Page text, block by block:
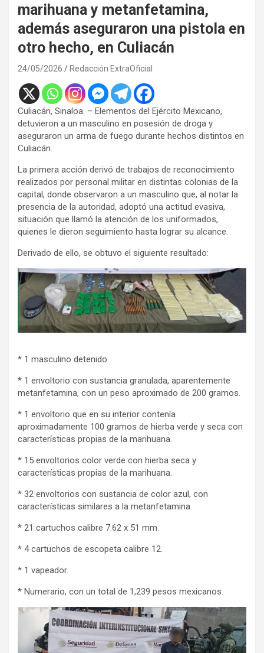
marihuana y metanfetamina,
además aseguraron una pistola en
otro hecho, en Culiacán
24/05/2026 Redacción ExtraOficial
Culiacán, Sinaloa. – Elementos del Ejército Mexicano,
detuvieron a un masculino en posesión de droga y
aseguraron un arma de fuego durante hechos distintos en
Culiacán.
La primera acción derivó de trabajos de reconocimiento
realizados por personal militar en distintas colonias de la
capital, donde observaron a un masculino que, al notar la
presencia de la autoridad, adoptó una actitud evasiva,
situación que llamó la atención de los uniformados,
quienes le dieron seguimiento hasta lograr su alcance.
Derivado de ello, se obtuvo el siguiente resultado:
* 1 masculino detenido.
* 1 envoltorio con sustancia granulada, aparentemente
metanfetamina, con un peso aproximado de 200 gramos.
* 1 envoltorio que en su interior contenía
aproximadamente 100 gramos de hierba verde y seca con
características propias de la marihuana.
* 15 envoltorios color verde con hierba seca y
características propias de la marihuana.
* 32 envoltorios con sustancia de color azul, con
características similares a la metanfetamina.
* 21 cartuchos calibre 7.62 x 51 mm.
* 4 cartuchos de escopeta calibre 12.
* 1 vapeador.
* Numerario, con un total de 1,239 pesos mexicanos.